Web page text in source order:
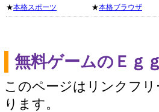
★本格スポーツ ★本格ブラウザ
無料ゲームのＥｇ
このページはリンクフ
ります。